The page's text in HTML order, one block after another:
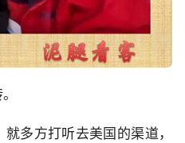
多方打听去美国的渠道，